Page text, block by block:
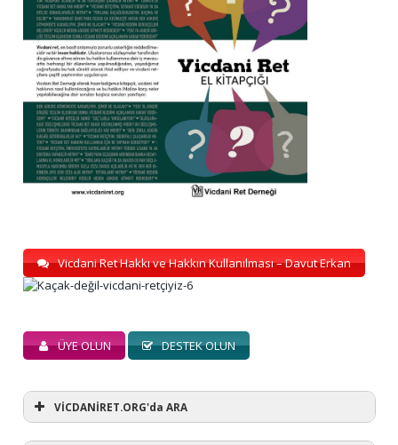
Vicdani Ret Hakkı ve Hakkın Kullanılması – Davut Erkan
ÜYE OLUN DESTEK OLUN
VİCDANİRET.ORG'da ARA